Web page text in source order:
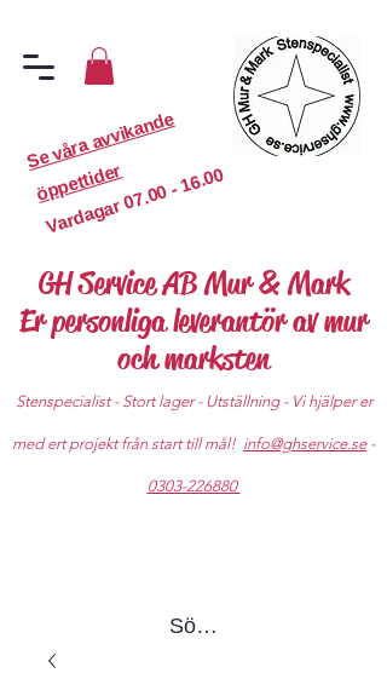
S
e
v
år
a
a
v
vi
k
a
n
d
e
ö
p
p
etti
d
er
Vardagar
07.00 - 16.00
GH Service AB Mur & Mark
Er personliga leverantör av mur
och marksten
Stenspecialist - Stort lager - Utställning - Vi hjälper er
med ert projekt från start till mål! info@ghservice.se-
0303-226880
Sök produkter